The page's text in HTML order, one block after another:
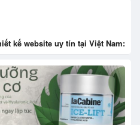
kế website uy tín tại Việt Nam: